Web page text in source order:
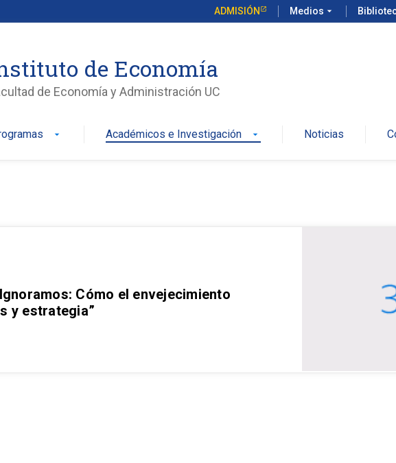
ADMISIÓN Medios arrow_drop_down
de Economía
de Economía y Administración UC
arrow_drop_down Académicos e Investigación arrow_drop_down Noticias
Cómo el envejecimiento
y estrategia”